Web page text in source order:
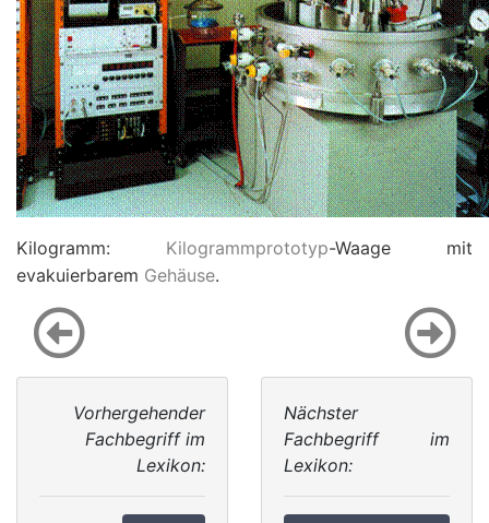
Kilogramm: Kilogrammprototyp-Waage mit
evakuierbarem Gehäuse.
Vorhergehender
Fachbegriff im
Lexikon:
Nächster
Fachbegriff im
Lexikon: